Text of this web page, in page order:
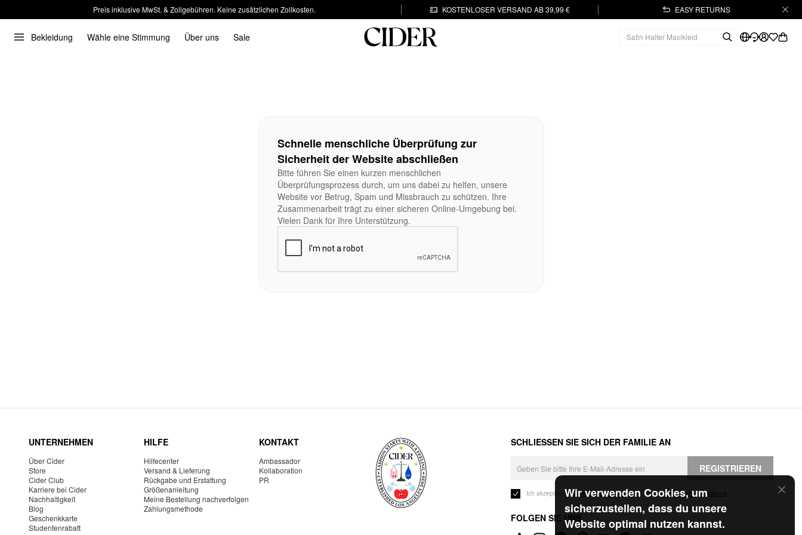
Preis inklusive MwSt. & Zollgebühren. Keine zusätzlichen Zollkosten. KOSTENLOSER VERSAND AB 39,99 € EASY RETURNS
Bekleidung Wähle eine Stimmung Über uns Sale
Wir verwenden Cookies, um
sicherzustellen, dass du unsere
Website optimal nutzen kannst.
Schnelle menschliche Überprüfung zur
Sicherheit der Website abschließen
Bitte führen Sie einen kurzen menschlichen
Überprüfungsprozess durch, um uns dabei zu helfen, unsere
Website vor Betrug, Spam und Missbrauch zu schützen. Ihre
Zusammenarbeit trägt zu einer sicheren Online-Umgebung bei.
Vielen Dank für Ihre Unterstützung.
UNTERNEHMEN
Über Cider
Store
Cider Club
Karriere bei Cider
Nachhaltigkeit
Blog
Geschenkkarte
Studentenrabatt
HILFE
Hilfecenter
Versand & Lieferung
Rückgabe und Erstattung
Größenanleitung
Meine Bestellung nachverfolgen
Zahlungsmethode
KONTAKT
Ambassador
Kollaboration
PR
SCHLIESSEN SIE SICH DER FAMILIE AN
REGISTRIEREN
Ich akzeptiere dieGeschäftsbedingungen und die Datenschutzerklärung
FOLGEN SIE UNS